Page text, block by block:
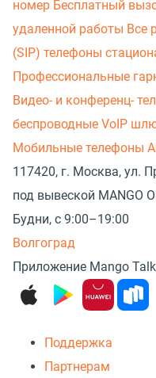
номер Бесплатный
удаленной работы Все
(SIP) телефоны
Профессиональные
Видео- и конференц-
беспроводные VoIP
Мобильные телефоны
117420, г. Москва, ул.
под вывеской MANGO
Будни, с 9:00–19:00
Волгоград
Приложение Mango
Поддержка
Партнерам